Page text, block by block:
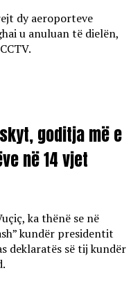
dy aeroporteve
u anuluan të dielën,
goditja më e
në 14 vjet
ka thënë se në
kundër presidentit
deklaratës së tij kundër